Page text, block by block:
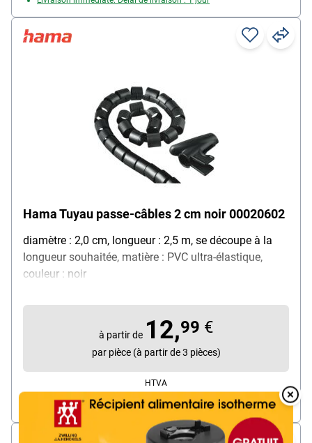
Overlay
Hama Tuyau passe-câbles 2 cm noir 00020602
diamètre : 2,0 cm, longueur : 2,5 m, se découpe à la
longueur souhaitée, matière : PVC ultra-élastique,
couleur : noir
à partir de 12,99 €
par pièce (à partir de 3 pièces)
HTVA
Livraison immédiate. Délai de livraison : 1 jour